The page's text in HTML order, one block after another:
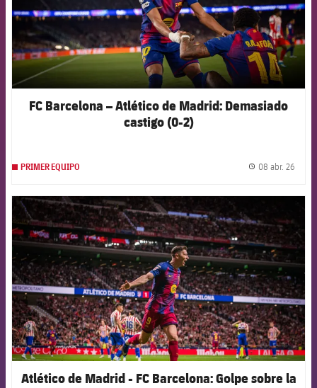
FC Barcelona – Atlético de Madrid: Demasiado
castigo (0-2)
PRIMER EQUIPO 08 abr. 26
FCB Barcelona badge
Atlético de Madrid - FC Barcelona: Golpe sobre la